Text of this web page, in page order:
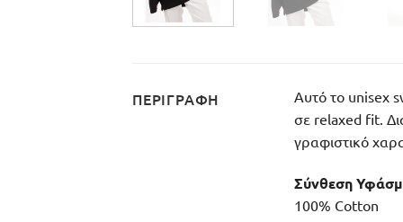
ΠΕΡΙΓΡΑΦΉ
Αυτό το unisex
σε relaxed fit.
γραφιστικό
Σύνθεση
100% Cotton